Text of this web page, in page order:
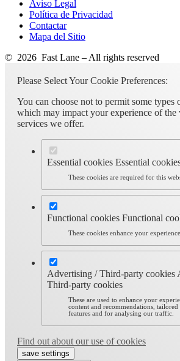
Aviso Legal
Política de Privacidad
Contactar
Mapa del Sitio
© 2026 Fast Lane – All rights reserved
Please Select Your Cookie Preferences:
You can choose not to permit some types
which may impact your experience of the
services we offer.
Essential cookies Essential
These cookies are required for this
Functional cookies Functional
These cookies enhance your
Advertising / Third-party cookies
Third-party cookies
These are used to enhance your
content and recommendations,
features and for analysing our traffic.
Find out about our use of cookies